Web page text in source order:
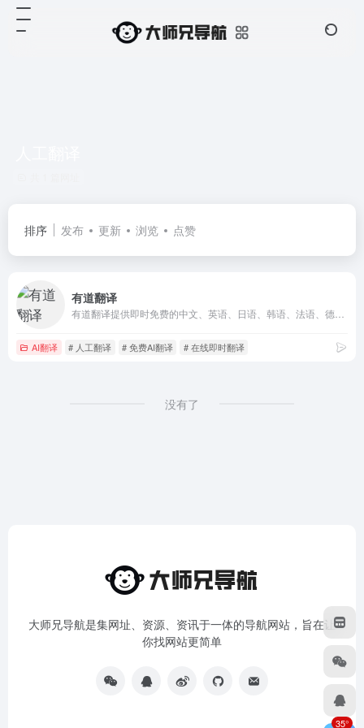
排序 发布 更新 浏览 点赞
有道翻译
AI翻译 # 人工翻译 # 免费AI翻译 # 在线即时翻译
没有了
大师兄导航是集网址、资源、资讯于一体的导航网站，旨在让
你找网站更简单
35°